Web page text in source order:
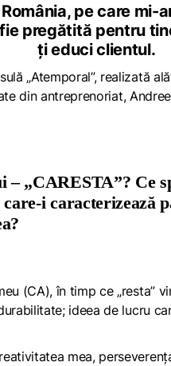
pe care
pregătită pentru
ți educi clientul.
„Atemporal”, realizată
din antreprenoriat,
„CARESTA”? Ce
i caracterizează
(CA), în timp ce „resta”
ideea de lucru
mea,